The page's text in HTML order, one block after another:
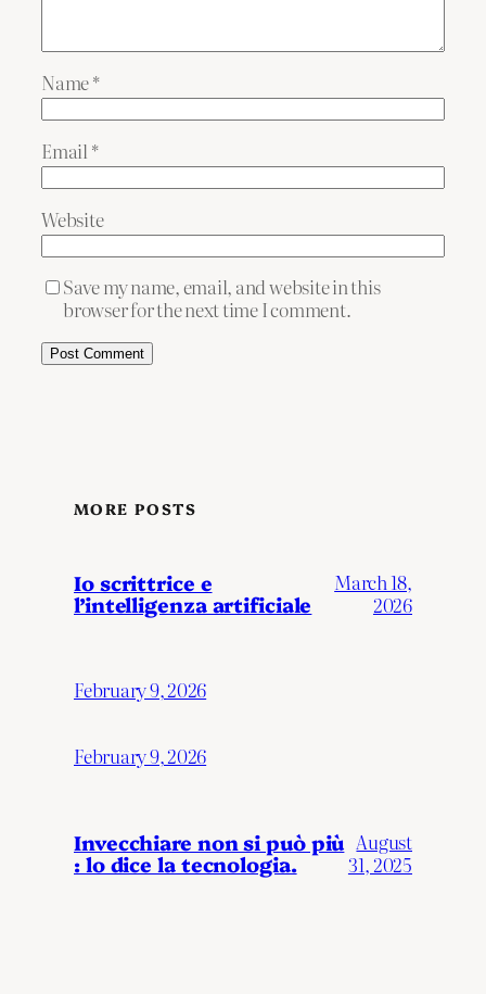
Name*
Email *
Website
Save my name, email, and website in this
browser for the next time I comment.
MORE POSTS
Io scrittrice e
l’intelligenza artificiale
March 18,
2026
February 9, 2026
February 9, 2026
Invecchiare non si può più
: lo dice la tecnologia.
August
31, 2025